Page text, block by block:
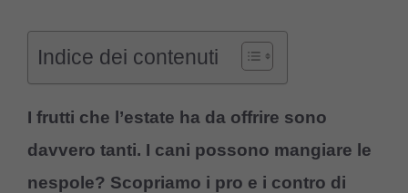
Indice dei contenuti
I frutti che l’estate ha da offrire sono
davvero tanti. I cani possono mangiare le
nespole? Scopriamo i pro e i contro di